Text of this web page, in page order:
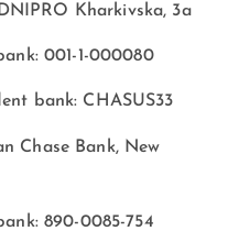
Kharkivska, 3a
001-1-000080
bank: CHASUS33
Chase Bank, New
890-0085-754